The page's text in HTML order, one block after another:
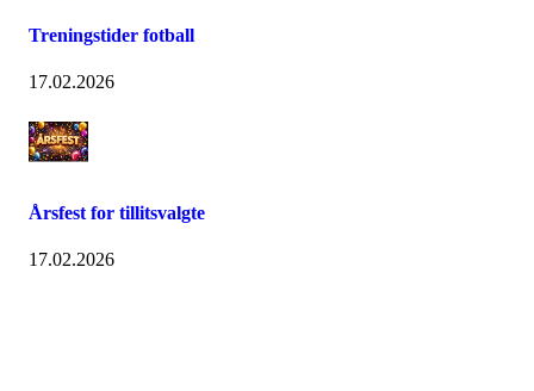
Treningstider fotball
17.02.2026
Årsfest for tillitsvalgte
17.02.2026